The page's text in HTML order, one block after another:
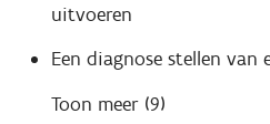
uitvoeren
Een diagnose stellen van
Toon meer (9)